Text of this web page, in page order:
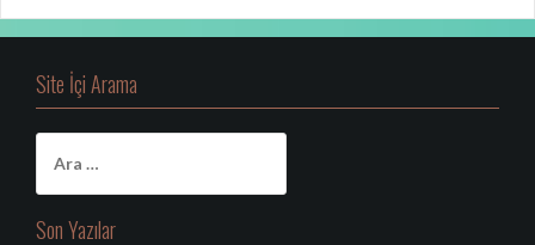
Site İçi Arama
a
m
Son Yazılar